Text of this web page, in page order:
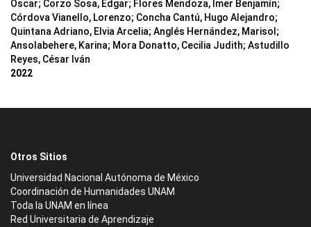
Óscar; Corzo Sosa, Edgar; Flores Mendoza, Imer Benjamín;
Córdova Vianello, Lorenzo; Concha Cantú, Hugo Alejandro;
Quintana Adriano, Elvia Arcelia; Anglés Hernández, Marisol ;
Ansolabehere, Karina; Mora Donatto, Cecilia Judith; Astudillo
Reyes, César Iván
2022
Otros Sitios
Universidad Nacional Autónoma de México
Coordinación de Humanidades UNAM
Toda la UNAM en línea
Red Universitaria de Aprendizaje